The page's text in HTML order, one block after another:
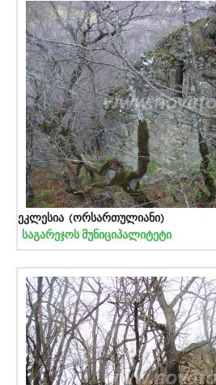
ეკლესია (ორსართულიანი)
საგარეჯოს მუნიციპალიტეტი